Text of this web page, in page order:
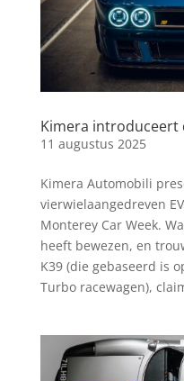
Kimera introduceert
11 augustus 2025
Kimera Automobili
vierwielaangedreven
Monterey Car Week.
heeft bewezen, en
K39 (die gebaseerd is
Turbo racewagen),